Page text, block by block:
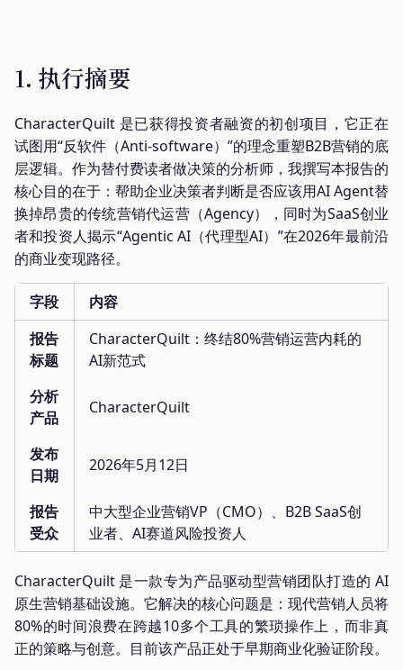
1. 执行摘要
CharacterQuilt 是已获得投资者融资的初创项目，它正在
试图用“反软件（Anti-software）”的理念重塑B2B营销的底
层逻辑。作为替付费读者做决策的分析师，我撰写本报告的
核心目的在于：帮助企业决策者判断是否应该用AI Agent替
换掉昂贵的传统营销代运营（Agency），同时为SaaS创业
者和投资人揭示“Agentic AI（代理型AI）”在2026年最前沿
的商业变现路径。
字段
内容
报告
标题
CharacterQuilt：终结80%营销运营内耗的
AI新范式
分析
产品
CharacterQuilt
发布
日期
2026年5月12日
报告
受众
中大型企业营销VP（CMO）、B2B SaaS创
业者、AI赛道风险投资人
CharacterQuilt 是一款专为产品驱动型营销团队打造的 AI
原生营销基础设施。它解决的核心问题是：现代营销人员将
80%的时间浪费在跨越10多个工具的繁琐操作上，而非真
正的策略与创意。目前该产品正处于早期商业化验证阶段。